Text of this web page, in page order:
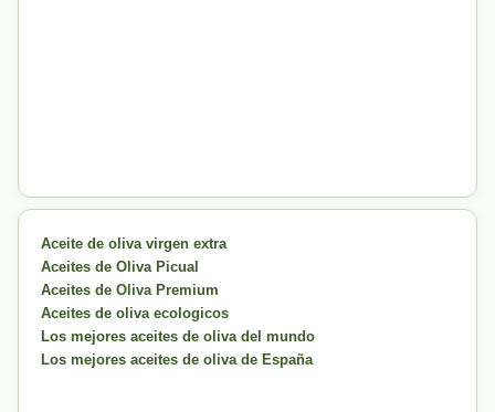
Aceite de oliva virgen extra
Aceites de Oliva Picual
Aceites de Oliva Premium
Aceites de oliva ecologicos
Los mejores aceites de oliva del mundo
Los mejores aceites de oliva de España